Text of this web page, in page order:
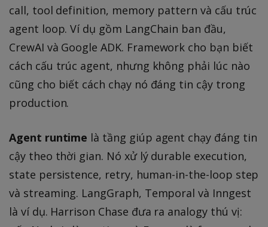
call, tool definition, memory pattern và cấu trúc
agent loop. Ví dụ gồm LangChain ban đầu,
CrewAI và Google ADK. Framework cho bạn biết
cách cấu trúc agent, nhưng không phải lúc nào
cũng cho biết cách chạy nó đáng tin cậy trong
production.
Agent runtime là tầng giúp agent chạy đáng tin
cậy theo thời gian. Nó xử lý durable execution,
state persistence, retry, human-in-the-loop step
và streaming. LangGraph, Temporal và Inngest
là ví dụ. Harrison Chase đưa ra analogy thú vị: